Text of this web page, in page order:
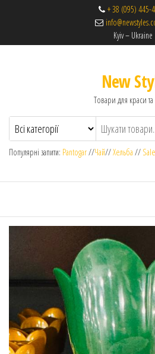
+ 38 (095) 445-
Kyiv – Ukraine
New
Товари для краси
Популярні запити: Pantogar//Чай//Хельба // Sale